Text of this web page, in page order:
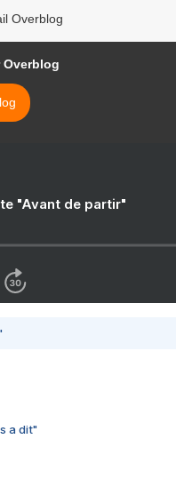
Overblog
Overblog
"Avant de partir"
a dit"